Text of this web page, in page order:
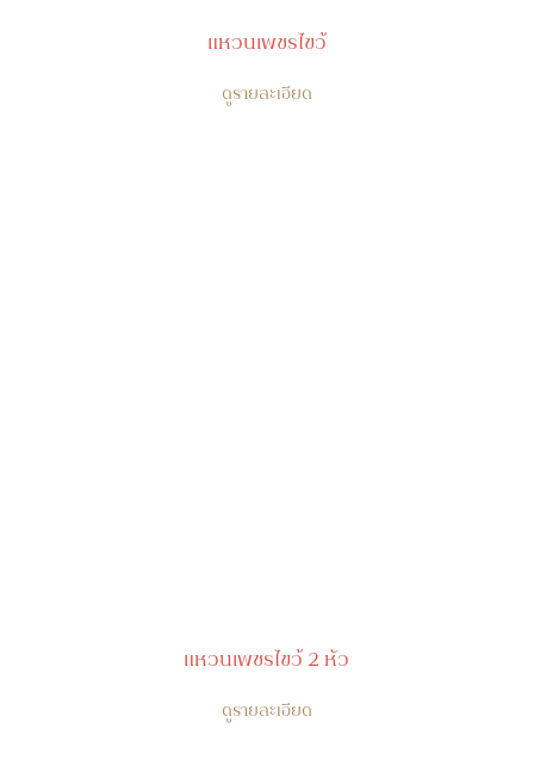
แหวนเพชรไขว้
ดูรายละเอียด
แหวนเพชรไขว้ 2 หัว
ดูรายละเอียด